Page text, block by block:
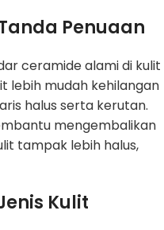
Penuaan
ceramide alami di kulit
lebih mudah kehilangan
halus serta kerutan.
mengembalikan
tampak lebih halus,
Kulit